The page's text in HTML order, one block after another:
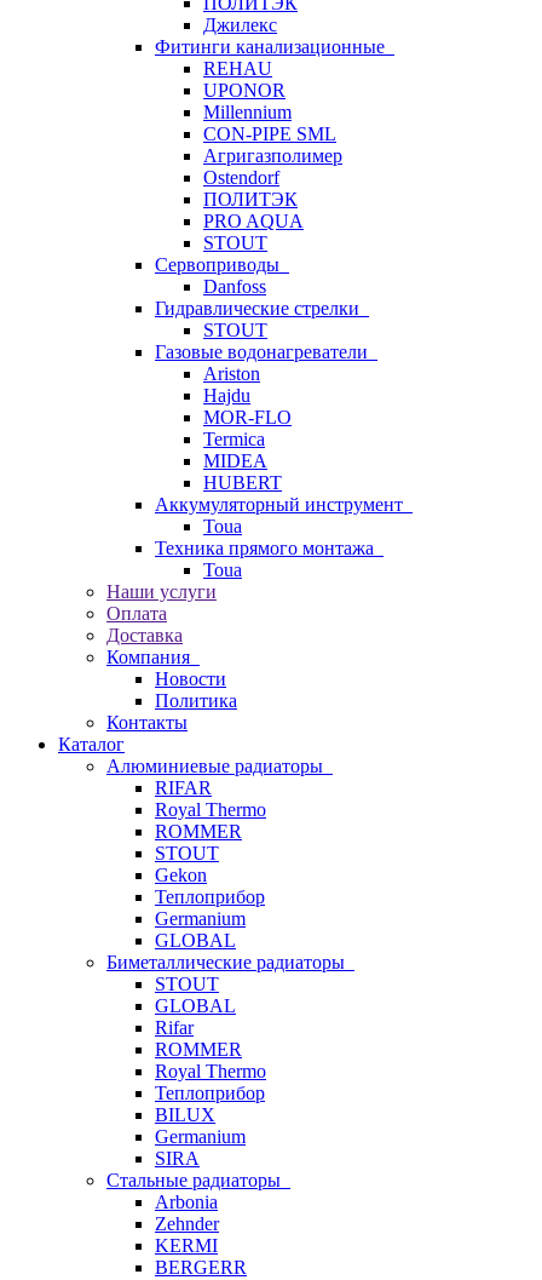
Джилекс
Фитинги канализационные
REHAU
UPONOR
Millennium
CON-PIPE SML
Агригазполимер
Ostendorf
ПОЛИТЭК
PRO AQUA
STOUT
Сервоприводы
Danfoss
Гидравлические стрелки
STOUT
Газовые водонагреватели
Ariston
Hajdu
MOR-FLO
Termica
MIDEA
HUBERT
Аккумуляторный инструмент
Toua
Техника прямого монтажа
Toua
Наши услуги
Оплата
Доставка
Компания
Новости
Политика
Контакты
Каталог
Алюминиевые радиаторы
RIFAR
Royal Thermo
ROMMER
STOUT
Gekon
Теплоприбор
Germanium
GLOBAL
Биметаллические радиаторы
STOUT
GLOBAL
Rifar
ROMMER
Royal Thermo
Теплоприбор
BILUX
Germanium
SIRA
Стальные радиаторы
Arbonia
Zehnder
KERMI
BERGERR